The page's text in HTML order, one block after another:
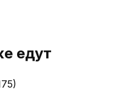
едут